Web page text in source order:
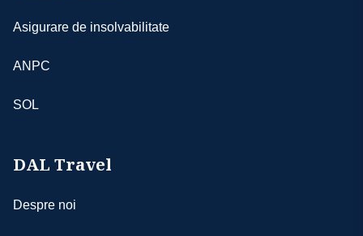
Asigurare de insolvabilitate
ANPC
SOL
DAL Travel
Despre noi